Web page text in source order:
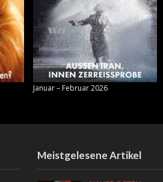
Januar – Februar 2026
Meistgelesene Artikel